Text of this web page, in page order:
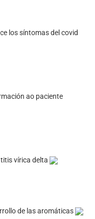
los síntomas del covid
ao paciente
vírica delta
de las aromáticas